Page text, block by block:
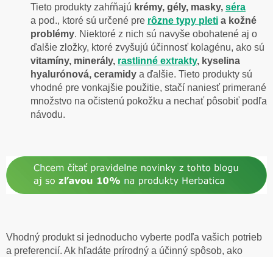
Tieto produkty zahŕňajú krémy, gély, masky, séra
a pod., ktoré sú určené pre rôzne typy pleti a kožné
problémy. Niektoré z nich sú navyše obohatené aj o
ďalšie zložky, ktoré zvyšujú účinnosť kolagénu, ako sú
vitamíny, minerály, rastlinné extrakty, kyselina
hyalurónová, ceramidy a ďalšie. Tieto produkty sú
vhodné pre vonkajšie použitie, stačí naniesť primerané
množstvo na očistenú pokožku a nechať pôsobiť podľa
návodu.
Vhodný produkt si jednoducho vyberte podľa vašich potrieb
a preferencií. Ak hľadáte prírodný a účinný spôsob, ako